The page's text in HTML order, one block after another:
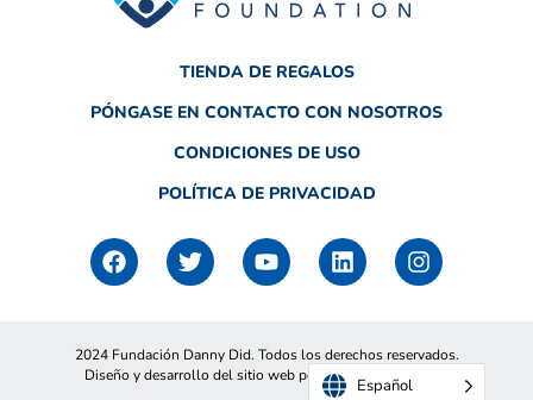
TIENDA DE REGALOS
PÓNGASE EN CONTACTO CON NOSOTROS
CONDICIONES DE USO
POLÍTICA DE PRIVACIDAD
F
a
c
b
o
T
w
i
t
e
Y
o
u
u
b
L
i
n
d
i
I
n
s
g
2024 Fundación Danny Did. Todos los derechos reservados.
Diseño y desarrollo del sitio web por Americaneagle.com
Español